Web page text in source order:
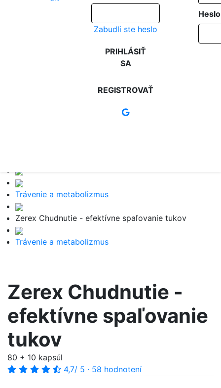
Zabudli ste heslo
PRIHLÁSIŤ
SA
REGISTROVAŤ
Trávenie a metabolizmus
Zerex Chudnutie - efektívne spaľovanie tukov
Trávenie a metabolizmus
Zerex Chudnutie -
efektívne spaľovanie
tukov
80 + 10 kapsúl
4,7/ 5 · 58 hodnotení